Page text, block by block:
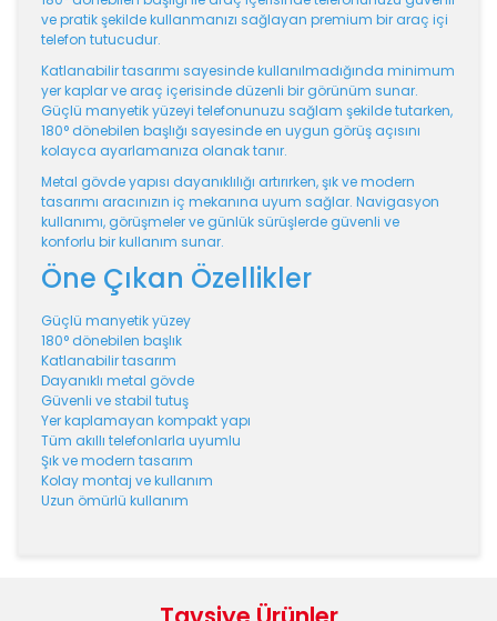
ve pratik şekilde kullanmanızı sağlayan premium bir araç içi
telefon tutucudur.
Katlanabilir tasarımı sayesinde kullanılmadığında minimum
yer kaplar ve araç içerisinde düzenli bir görünüm sunar.
Güçlü manyetik yüzeyi telefonunuzu sağlam şekilde tutarken,
180° dönebilen başlığı sayesinde en uygun görüş açısını
kolayca ayarlamanıza olanak tanır.
Metal gövde yapısı dayanıklılığı artırırken, şık ve modern
tasarımı aracınızın iç mekanına uyum sağlar. Navigasyon
kullanımı, görüşmeler ve günlük sürüşlerde güvenli ve
konforlu bir kullanım sunar.
Öne Çıkan Özellikler
Güçlü manyetik yüzey
180° dönebilen başlık
Katlanabilir tasarım
Dayanıklı metal gövde
Güvenli ve stabil tutuş
Yer kaplamayan kompakt yapı
Tüm akıllı telefonlarla uyumlu
Şık ve modern tasarım
Kolay montaj ve kullanım
Uzun ömürlü kullanım
formunu kullanarak tarafımıza iletebilirsiniz.